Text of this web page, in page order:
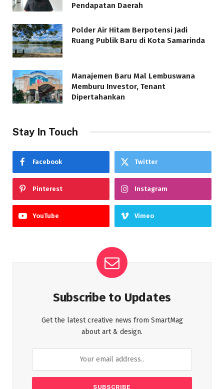
Pendapatan Daerah
Polder Air Hitam Berpotensi Jadi
Ruang Publik Baru di Kota Samarinda
Manajemen Baru Mal Lembuswana
Memburu Investor, Tenant
Dipertahankan
Stay In Touch
Facebook Twitter
Pinterest Instagram
YouTube Vimeo
Subscribe to Updates
Get the latest creative news from SmartMag
about art & design.